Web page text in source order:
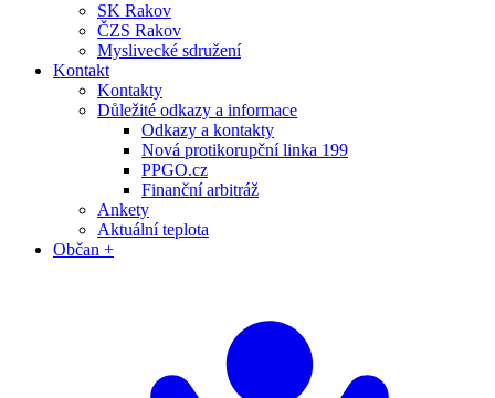
SK Rakov
ČZS Rakov
Myslivecké sdružení
Kontakt
Kontakty
Důležité odkazy a informace
Odkazy a kontakty
Nová protikorupční linka 199
PPGO.cz
Finanční arbitráž
Ankety
Aktuální teplota
Občan +